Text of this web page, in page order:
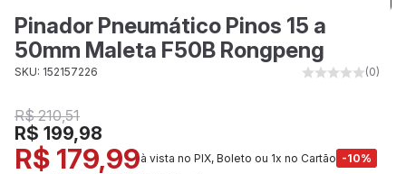
Pinador Pneumático Pinos 15 a
50mm Maleta F50B Rongpeng
SKU: 152157226 (0)
R$ 210,51
R$ 199,98
R$ 179,99à vista no PIX, Boleto ou 1x no Cartão -10%